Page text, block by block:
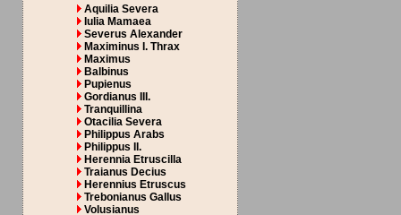
Aquilia Severa
Iulia Mamaea
Severus Alexander
Maximinus I. Thrax
Maximus
Balbinus
Pupienus
Gordianus III.
Tranquillina
Otacilia Severa
Philippus Arabs
Philippus II.
Herennia Etruscilla
Traianus Decius
Herennius Etruscus
Trebonianus Gallus
Volusianus